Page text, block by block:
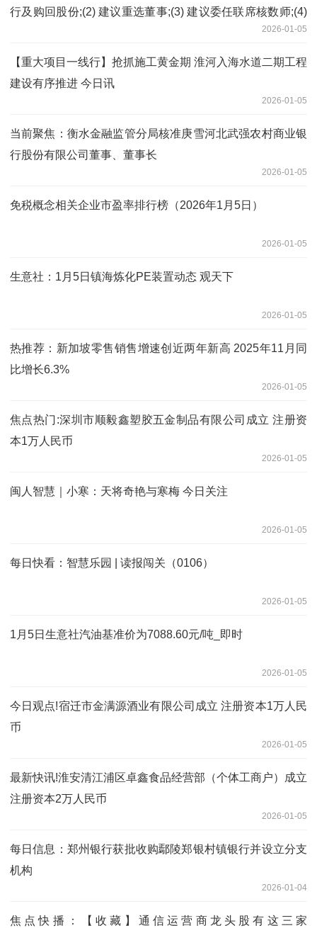
行及购回股份;(2) 建议重选董事;(3) 建议委任联席核数师;(4)
2026-01-05
【重大项目一线行】抢抓施工黄金期 淮河入海水道二期工程
建设有序推进 今日讯
2026-01-05
当前聚焦：衡水金融监管分局核准庚雪河北武强农村商业银
行股份有限公司董事、董事长
2026-01-05
免税概念相关企业市盈率排行榜（2026年1月5日）
2026-01-05
生意社：1月5日镇海炼化PE装置动态 观天下
2026-01-05
热推荐：新加坡零售销售增速创近两年新高 2025年11月同
比增长6.3%
2026-01-05
焦点热门:深圳市顺毅鑫塑胶五金制品有限公司成立 注册资
本1万人民币
2026-01-05
闽人智慧｜小寒：天将奇艳与寒梅 今日关注
2026-01-05
每日快看：智慧乐园 | 读报闯关（0106）
2026-01-05
1月5日生意社汽油基准价为7088.60元/吨_即时
2026-01-05
今日观点!宿迁市金满源酒业有限公司成立 注册资本1万人民
币
2026-01-05
最新快讯!淮安清江浦区卓鑫食品经营部（个体工商户）成立
注册资本2万人民币
2026-01-05
每日信息：郑州银行获批收购鄢陵郑银村镇银行并设立分支
机构
2026-01-04
焦点快播：【收藏】通信运营商龙头股有这三家